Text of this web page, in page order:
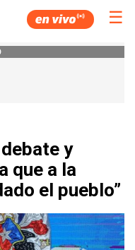
☰
y
que a la
el pueblo”